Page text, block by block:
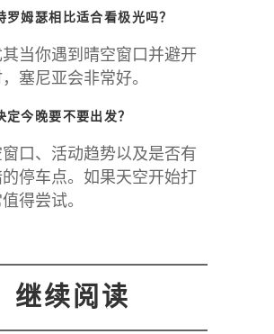
罗姆瑟相比适合看极光吗？
当你遇到晴空窗口并避开
塞尼亚会非常好。
定今晚要不要出发？
口、活动趋势以及是否有
停车点。如果天空开始打
得尝试。
继续阅读